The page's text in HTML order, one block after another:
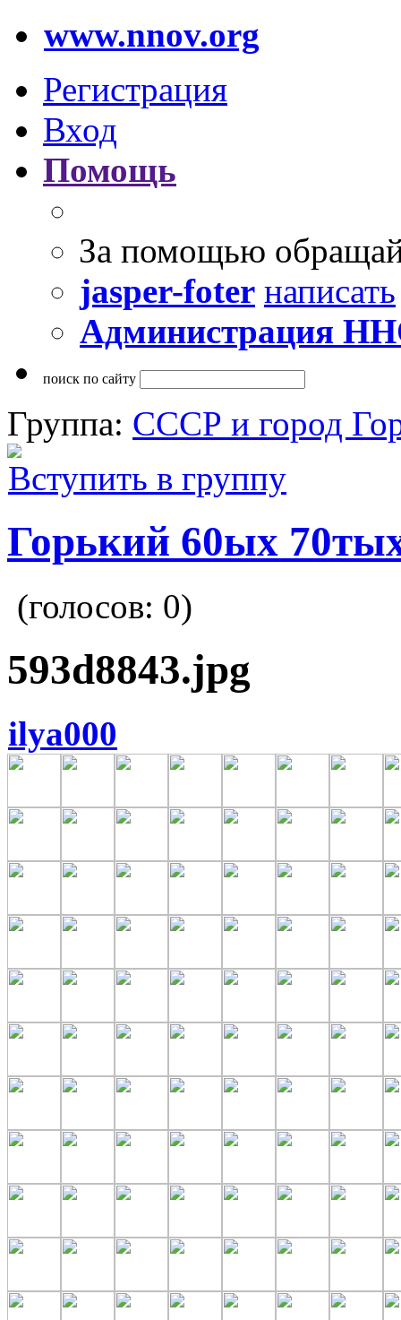
www.nnov.org
Регистрация
Вход
Помощь
За помощью
jasper-foter написать
Администрация
поиск по сайту
Группа: СССР и город
Вступить в группу
Горький 60ых
(голосов: 0)
593d8843.jpg
ilya000